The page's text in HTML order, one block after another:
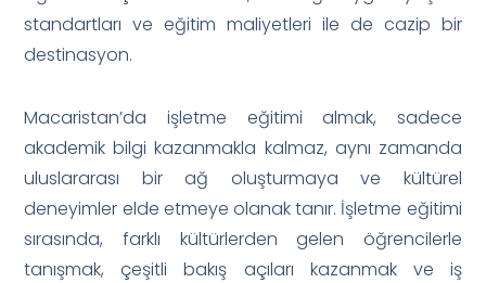
standartları ve eğitim maliyetleri ile de cazip bir
destinasyon.
Macaristan’da işletme eğitimi almak, sadece
akademik bilgi kazanmakla kalmaz, aynı zamanda
uluslararası bir ağ oluşturmaya ve kültürel
deneyimler elde etmeye olanak tanır. İşletme eğitimi
sırasında, farklı kültürlerden gelen öğrencilerle
tanışmak, çeşitli bakış açıları kazanmak ve iş